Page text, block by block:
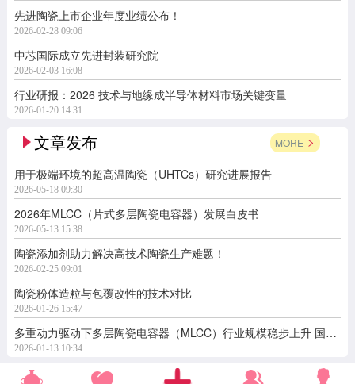
先进陶瓷上市企业年度业绩公布！
2026-02-28 09:06
中芯国际成立先进封装研究院
2026-02-03 16:08
行业研报：2026 技术与地缘成半导体材料市场关键变量
2026-01-20 14:31
文章发布 MORE
用于极端环境的超高温陶瓷（UHTCs）研究进展报告
2026-05-18 09:30
2026年MLCC（片式多层陶瓷电容器）发展白皮书
2026-05-13 15:38
陶瓷添加剂助力解决高技术陶瓷生产难题！
2026-02-25 09:01
陶瓷粉体造粒与包覆改性的技术对比
2026-01-26 15:47
多重动力驱动下多层陶瓷电容器（MLCC）行业规模稳步上升 国产替代空间广阔
2026-01-13 10:34